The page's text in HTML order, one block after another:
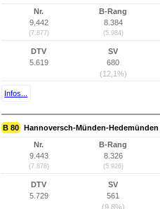
Nr.
9.442
(7.877)
B-Rang
8.384
(5.984)
DTV
5.619
SV
680
(12,1%)
Infos...
B 80 Hannoversch-Münden-Hedemünden
Nr.
9.443
(7.878)
B-Rang
8.326
(5.926)
DTV
5.729
SV
561
(9,8%)